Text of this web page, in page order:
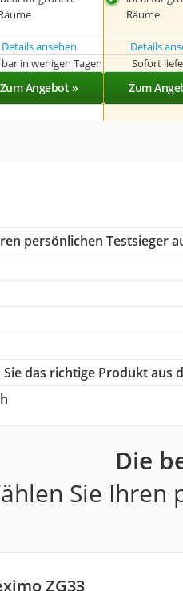
Räume
Details ansehen Details
in wenigen Tagen Sofort
Zum Angebot » Zum
persönlichen Testsieger
Sie das richtige Produkt aus
Die
Sie Ihren
ZG33